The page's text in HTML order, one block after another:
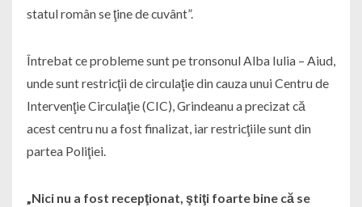
statul român se ţine de cuvânt”.
Întrebat ce probleme sunt pe tronsonul Alba Iulia – Aiud,
unde sunt restricţii de circulaţie din cauza unui Centru de
Intervenţie Circulaţie (CIC), Grindeanu a precizat că
acest centru nu a fost finalizat, iar restricţiile sunt din
partea Poliţiei.
„Nici nu a fost recepţionat, ştiţi foarte bine că se